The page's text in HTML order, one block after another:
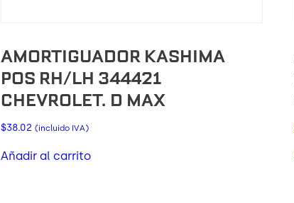
AMORTIGUADOR KASHIMA
POS RH/LH 344421
CHEVROLET. D MAX
$38.02 (incluido IVA)
Añadir al carrito